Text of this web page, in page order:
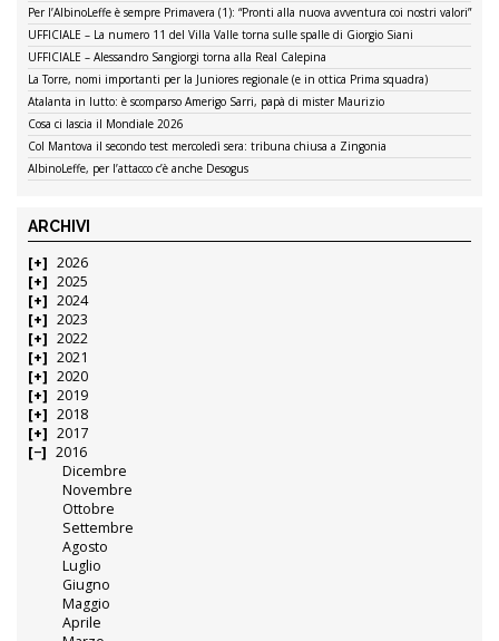
Per l’AlbinoLeffe è sempre Primavera (1): “Pronti alla nuova avventura coi nostri valori”
UFFICIALE – La numero 11 del Villa Valle torna sulle spalle di Giorgio Siani
UFFICIALE – Alessandro Sangiorgi torna alla Real Calepina
La Torre, nomi importanti per la Juniores regionale (e in ottica Prima squadra)
Atalanta in lutto: è scomparso Amerigo Sarri, papà di mister Maurizio
Cosa ci lascia il Mondiale 2026
Col Mantova il secondo test mercoledì sera: tribuna chiusa a Zingonia
AlbinoLeffe, per l’attacco c’è anche Desogus
ARCHIVI
2026
2025
2024
2023
2022
2021
2020
2019
2018
2017
2016
Dicembre
Novembre
Ottobre
Settembre
Agosto
Luglio
Giugno
Maggio
Aprile